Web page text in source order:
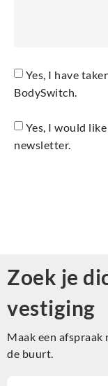
Yes, I have
BodySwitch.
Yes, I would
newsletter.
Zoek je
vestiging
Maak een
de buurt.